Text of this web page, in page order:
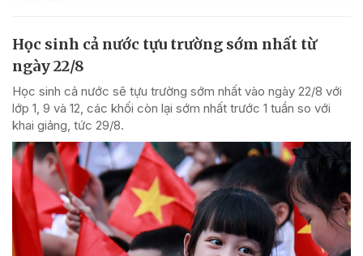
Học sinh cả nước tựu trường sớm nhất từ
ngày 22/8
Học sinh cả nước sẽ tựu trường sớm nhất vào ngày 22/8 với
lớp 1, 9 và 12, các khối còn lại sớm nhất trước 1 tuần so với
khai giảng, tức 29/8.